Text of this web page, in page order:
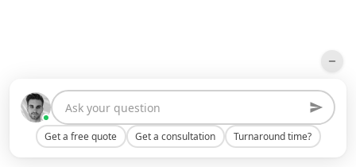
Get a free quote Get a consultation Turnaround time?